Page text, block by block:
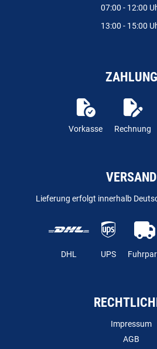
07:00 - 12:00
13:00 - 15:00
ZAHLUNG
Vorkasse Rechnung
VERSAND
Lieferung erfolgt innerhalb
DHL UPS
Impressum
AGB